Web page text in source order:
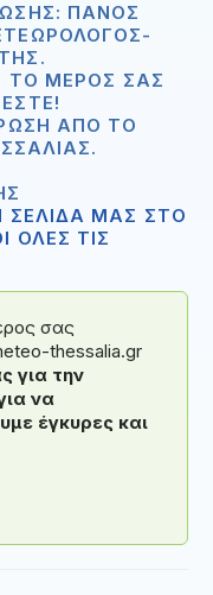
ΠΆΝΟΣ
ΤΟ ΜΈΡΟΣ ΣΑΣ
ΑΠΟ ΤΟ
ΣΕΛΙΔΑ ΜΑΣ ΣΤΟ
ΟΛΕΣ ΤΙΣ
σας
thessalia.gr
για την
να
έγκυρες και